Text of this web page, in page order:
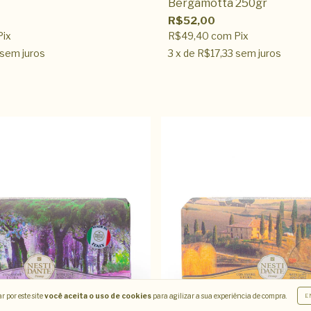
por este sitevocê aceita o uso de cookiespara agilizar a sua experiência de compra.
juros
Bergamotta 250gr
R$52,00
R$49,40 com Pix
3 x de R$17,33 sem juros